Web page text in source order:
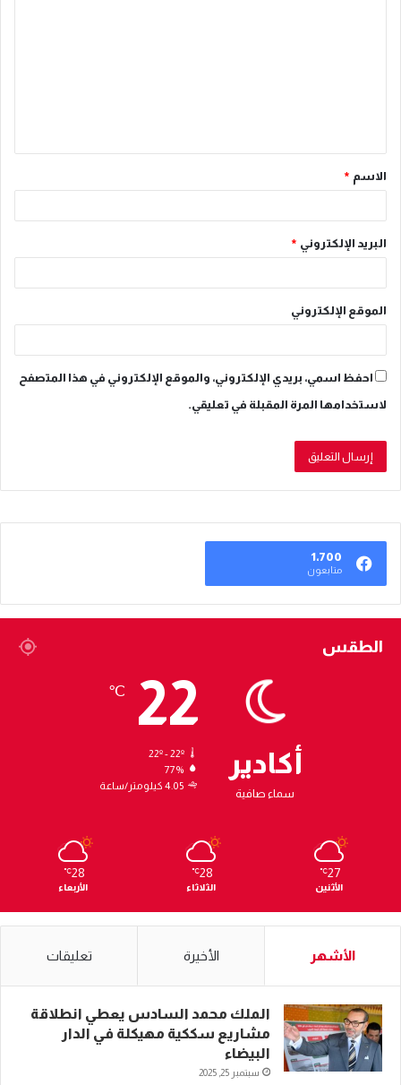
ق
*
الاسم *
البريد الإلكتروني *
الموقع الإلكتروني
احفظ اسمي، بريدي الإلكتروني، والموقع الإلكتروني في هذا المتصفح
لاستخدامها المرة المقبلة في تعليقي.
1٬700
متابعون
الطقس
أكادير
سماء صافية
22
℃
22º - 22º
77%
4.05 كيلومتر/ساعة
27
℃
الأثنين
28
℃
الثلاثاء
28
℃
الأربعاء
الأشهر الأخيرة تعليقات
الملك محمد السادس يعطي انطلاقة
مشاريع سككية مهيكلة في الدار
البيضاء
سبتمبر 25, 2025